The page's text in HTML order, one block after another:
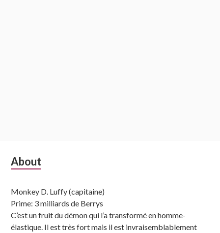
Subsidiary
About
Monkey D. Luffy (capitaine)
Prime: 3 milliards de Berrys
C’est un fruit du démon qui l’a transformé en homme-
élastique. Il est très fort mais il est invraisemblablement